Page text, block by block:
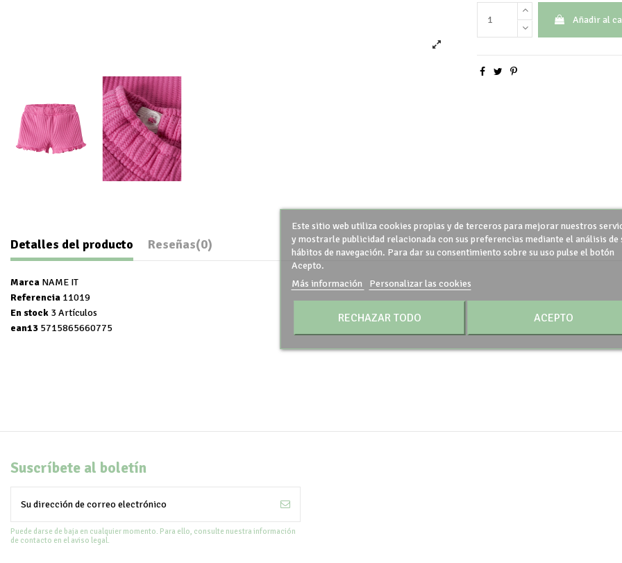
Añadir al
Detalles del producto Reseñas(0)
Marca NAME IT
Referencia 11019
En stock 3 Artículos
ean13 5715865660775
Suscríbete al boletín
Puede darse de baja en cualquier momento. Para ello, consulte nuestra información
de contacto en el aviso legal.
Este sitio web utiliza cookies propias y de terceros para mejorar nuestros
y mostrarle publicidad relacionada con sus preferencias mediante el análisis de
hábitos de navegación. Para dar su consentimiento sobre su uso pulse el botón
Acepto.
Más información
Personalizar las cookies
RECHAZAR TODO ACEPTO